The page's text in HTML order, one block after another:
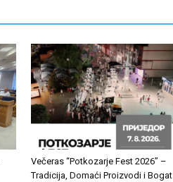
Večeras “Potkozarje Fest 2026” –
Tradicija, Domaći Proizvodi i Bogat